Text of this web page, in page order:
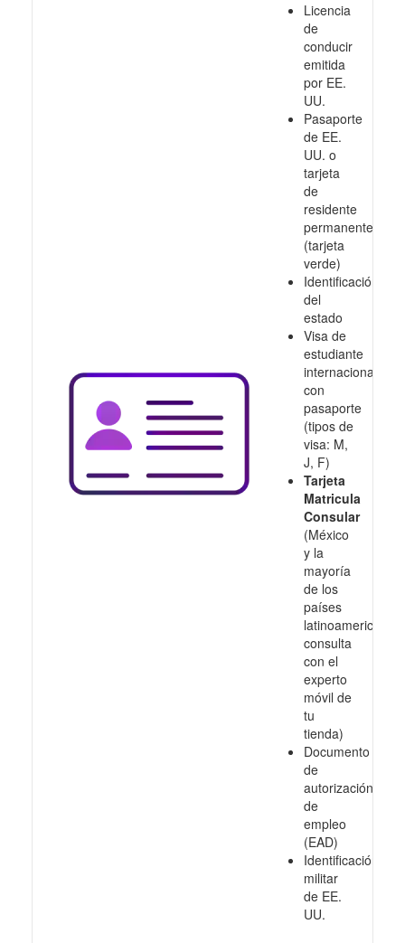
Licencia
de
conducir
emitida
por EE.
UU.
Pasaporte
de EE.
UU. o
tarjeta
de
residente
permanente
(tarjeta
verde)
Identificación
del
estado
Visa de
estudiante
internacional
con
pasaporte
(tipos de
visa: M,
J, F)
Tarjeta
Matricula
Consular
(México
y la
mayoría
de los
países
latinoamericanos,
consulta
con el
experto
móvil de
tu
tienda)
Documento
de
autorización
de
empleo
(EAD)
Identificación
militar
de EE.
UU.